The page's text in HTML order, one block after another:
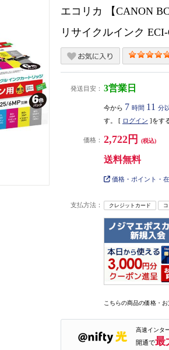
エコリカ 【CANON
リサイクルインク
発送目安： 3営業日
今から 7 時間 11 分
す。 [ ログイン ]をす
価格： 2,722円 (税込)
送料無料
価格・ポイント・
支払方法： クレジットカード
こちらの商品の価格・
高速インタ
開通で最